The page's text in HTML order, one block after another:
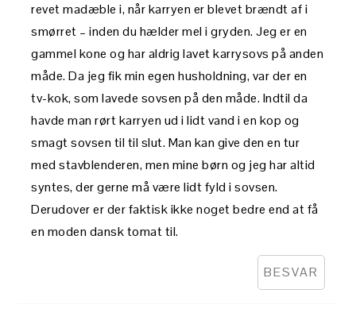
revet madæble i, når karryen er blevet brændt af i
smørret – inden du hælder mel i gryden. Jeg er en
gammel kone og har aldrig lavet karrysovs på anden
måde. Da jeg fik min egen husholdning, var der en
tv-kok, som lavede sovsen på den måde. Indtil da
havde man rørt karryen ud i lidt vand i en kop og
smagt sovsen til til slut. Man kan give den en tur
med stavblenderen, men mine børn og jeg har altid
syntes, der gerne må være lidt fyld i sovsen.
Derudover er der faktisk ikke noget bedre end at få
en moden dansk tomat til.
BESVAR